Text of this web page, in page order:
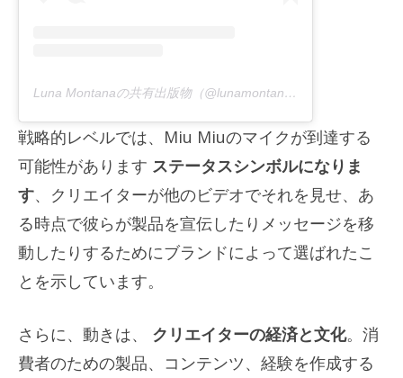
Luna Montanaの共有出版物（@lunamontana）
戦略的レベルでは、Miu Miuのマイクが到達する
可能性があります ステータスシンボルになりま
す、クリエイターが他のビデオでそれを見せ、あ
る時点で彼らが製品を宣伝したりメッセージを移
動したりするためにブランドによって選ばれたこ
とを示しています。
さらに、動きは、 クリエイターの経済と文化。消
費者のための製品、コンテンツ、経験を作成する